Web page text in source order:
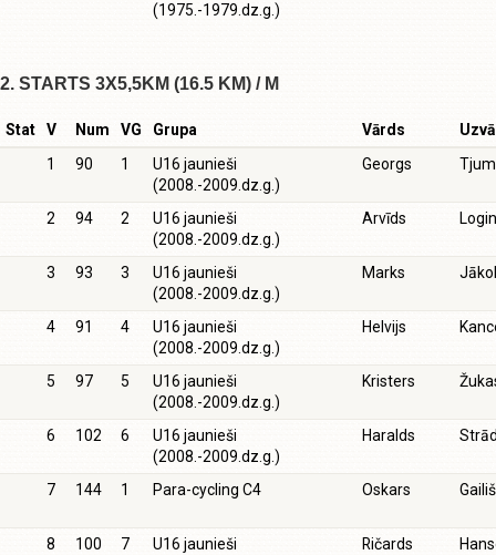
(1975.-1979.dz.g.)
2. STARTS 3X5,5KM (16.5 KM) / M
Stat V Num VG Grupa Vārds
1
90 1
U16 jaunieši
(2008.-2009.dz.g.)
Georgs
2 94 2
U16 jaunieši
(2008.-2009.dz.g.)
Arvīds
3 93 3
U16 jaunieši
(2008.-2009.dz.g.)
Marks
4 91 4
U16 jaunieši
(2008.-2009.dz.g.)
Helvijs
5 97 5
U16 jaunieši
(2008.-2009.dz.g.)
Kristers
6 102 6
U16 jaunieši
(2008.-2009.dz.g.)
Haralds
7 144 1 Para-cycling C4 Oskars
8 100 7
U16 jaunieši
Ričards